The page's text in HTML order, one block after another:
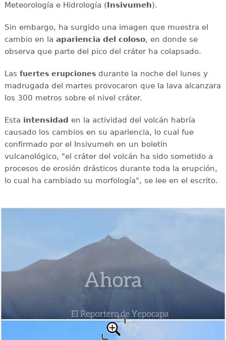
Meteorología e Hidrología ( Insivumeh).
Sin embargo, ha surgido una imagen que muestra el
cambio en la apariencia del coloso, en donde se
observa que parte del pico del cráter ha colapsado.
Las fuertes erupcionesdurante la noche del lunes y
madrugada del martes provocaron que la lava alcanzara
los 300 metros sobre el nivel cráter.
Esta intensidad en la actividad del volcán habría
causado los cambios en su apariencia, lo cual fue
confirmado por el Insivumeh en un boletín
vulcanológico, "el cráter del volcán ha sido sometido a
procesos de erosión drásticos durante toda la erupción,
lo cual ha cambiado su morfología", se lee en el escrito.